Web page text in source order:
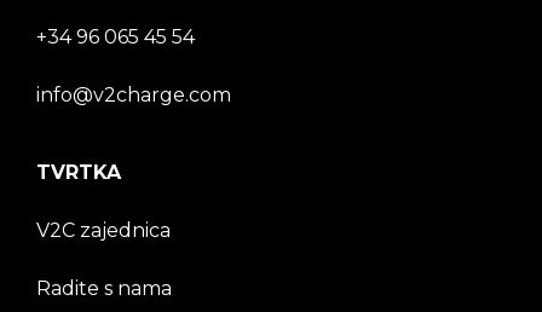
+34 96 065 45 54
info@v2charge.com
TVRTKA
V2C zajednica
Radite s nama